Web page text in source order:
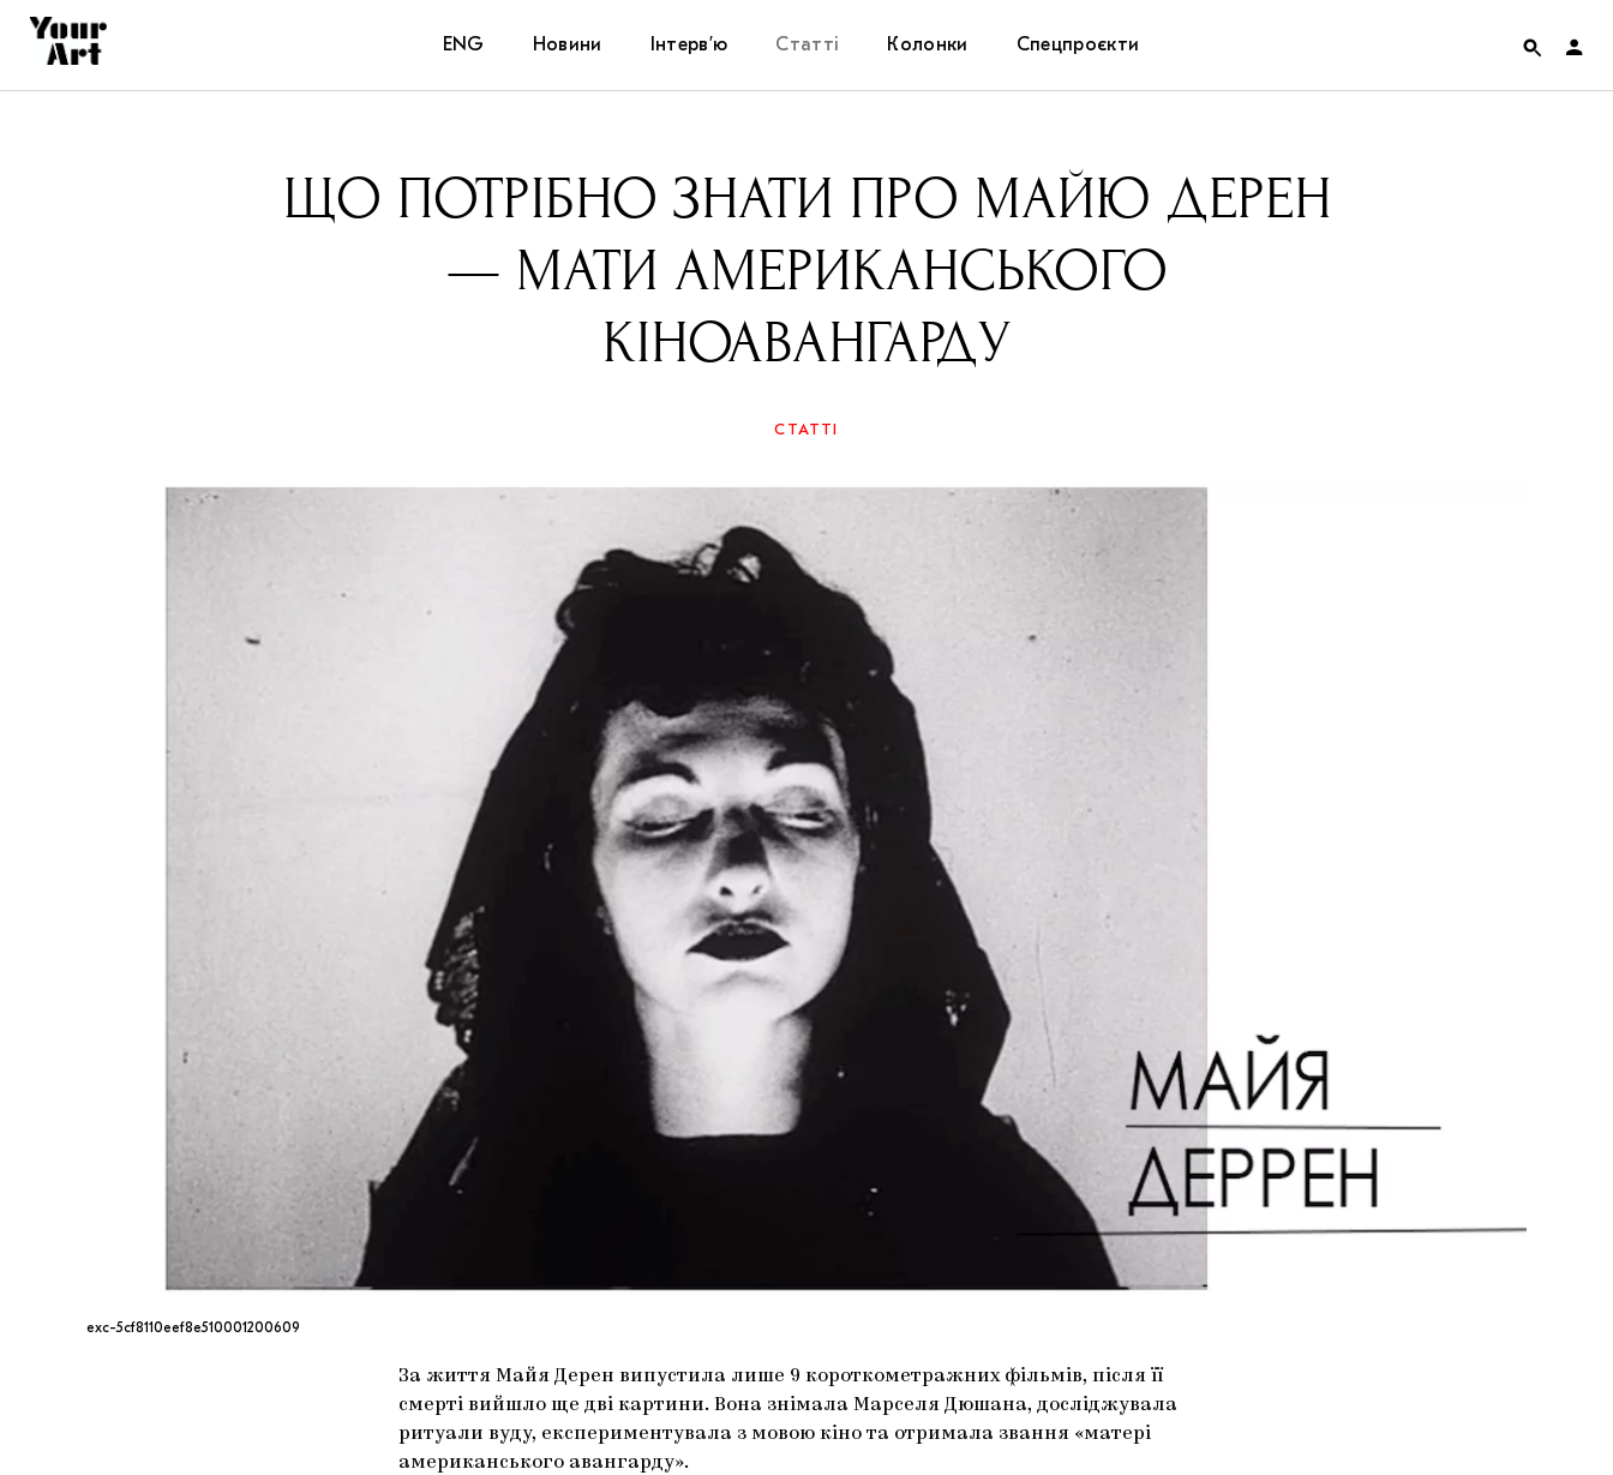
ENG Новини Інтерв’ю Статті Колонки Спецпроєкти
Маріупольські маргіналії
Дослідницька платформа
ЩО ПОТРІБНО ЗНАТИ ПРО МАЙЮ ДЕРЕН
— МАТИ АМЕРИКАНСЬКОГО
КІНОАВАНГАРДУ
СТАТТІ
exc-5cf8110eef8e510001200609
За життя Майя Дерен випустила лише 9 короткометражних фільмів, після її
смерті вийшло ще дві картини. Вона знімала Марселя Дюшана, досліджувала
ритуали вуду, експериментувала з мовою кіно та отримала звання «матері
американського авангарду».